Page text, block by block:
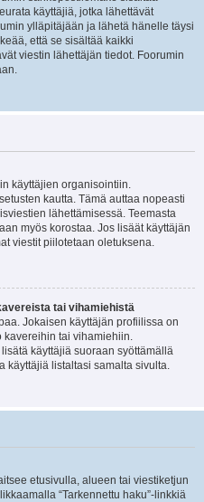
käyttäjiä, jotka lähettävät
ylläpitäjään ja lähetä hänelle täysi
että se sisältää kaikki
viestin lähettäjän tiedot. Foorumin
käyttäjien organisointiin.
kautta. Tämä auttaa nopeasti
lähettämisessä. Teemasta
myös korostaa. Jos lisäät käyttäjän
viestit piilotetaan oletuksena.
tai vihamiehistä
Jokaisen käyttäjän profiilissa on
kavereihin tai vihamiehiin.
käyttäjiä suoraan syöttämällä
käyttäjiä listaltasi samalta sivulta.
etusivulla, alueen tai viestiketjun
“Tarkennettu haku”-linkkiä